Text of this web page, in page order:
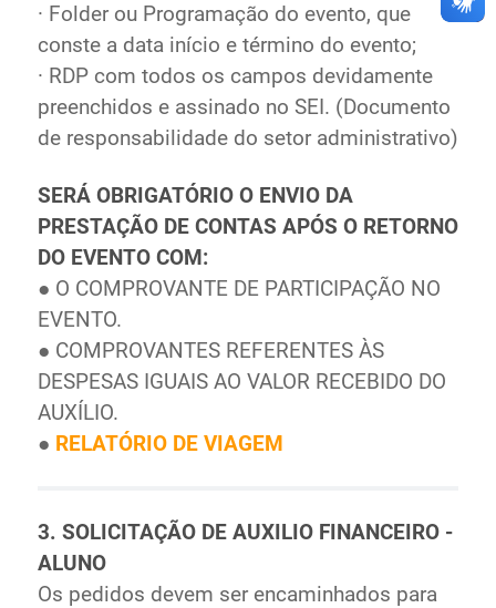
· Folder ou Programação do evento, que
conste a data início e término do evento;
· RDP com todos os campos devidamente
preenchidos e assinado no SEI. (Documento
de responsabilidade do setor administrativo)
SERÁ OBRIGATÓRIO O ENVIO DA
PRESTAÇÃO DE CONTAS APÓS O RETORNO
DO EVENTO COM:
● O COMPROVANTE DE PARTICIPAÇÃO NO
EVENTO.
● COMPROVANTES REFERENTES ÀS
DESPESAS IGUAIS AO VALOR RECEBIDO DO
AUXÍLIO.
● RELATÓRIO DE VIAGEM
3. SOLICITAÇÃO DE AUXILIO FINANCEIRO -
ALUNO
Os pedidos devem ser encaminhados para